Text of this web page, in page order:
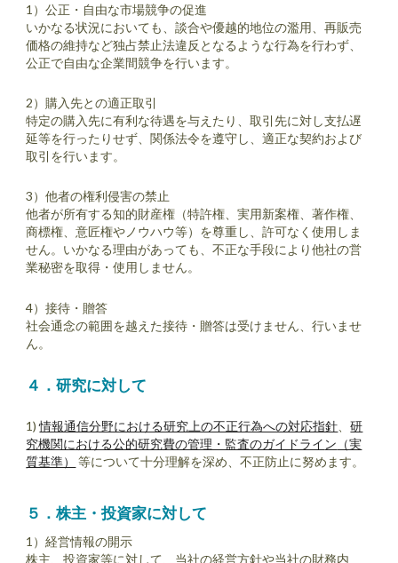
1）公正・自由な市場競争の促進
いかなる状況においても、談合や優越的地位の濫用、再販売
価格の維持など独占禁止法違反となるような行為を行わず、
公正で自由な企業間競争を行います。
2）購入先との適正取引
特定の購入先に有利な待遇を与えたり、取引先に対し支払遅
延等を行ったりせず、関係法令を遵守し、適正な契約および
取引を行います。
3）他者の権利侵害の禁止
他者が所有する知的財産権（特許権、実用新案権、著作権、
商標権、意匠権やノウハウ等）を尊重し、許可なく使用しま
せん。いかなる理由があっても、不正な手段により他社の営
業秘密を取得・使用しません。
4）接待・贈答
社会通念の範囲を越えた接待・贈答は受けません、行いませ
ん。
４ ．研究に対して
1)情報通信分野における研究上の不正行為への対応指針 、研
究機関における公的研究費の管理・監査のガイドライ ン （実
質基準）
等について十分理解を深め、不正防止に努めます。
５ ．株主・投資家に対して
1）経営情報の開示
株主、投資家等に対して、当社の経営方針や当社の財務内